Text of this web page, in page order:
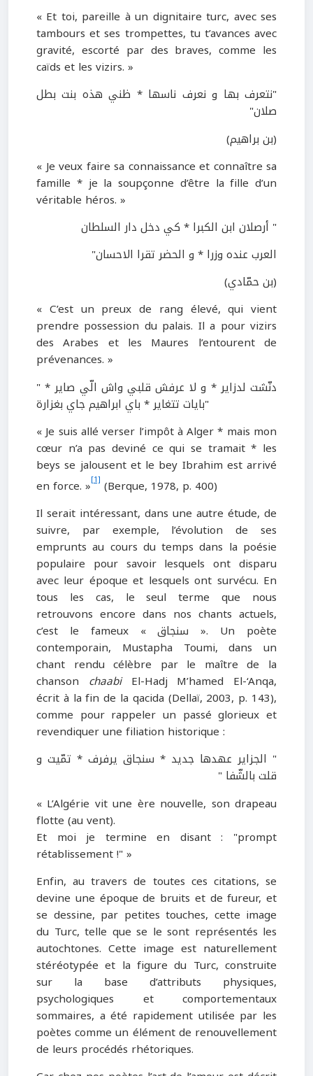
« Et toi, pareille à un dignitaire turc, avec ses
tambours et ses trompettes, tu t’avances avec
gravité, escorté par des braves, comme les
caïds et les vizirs. »
"نتعرف بها و نعرف ناسها * ظني هذه بنت بطل
صلان"
(بن براهيم)
« Je veux faire sa connaissance et connaître sa
famille * je la soupçonne d’être la fille d’un
véritable héros. »
" أرصلان ابن الكبرا * كي دخل دار السلطان
العرب عنده وزرا * و الحضر تقرا الاحسان"
(بن حمّادي)
« C’est un preux de rang élevé, qui vient
prendre possession du palais. Il a pour vizirs
des Arabes et les Maures l’entourent de
prévenances. »
" دنّشت لدزاير * و لا عرفش قلبي واش الّي صاير *
بايات تتغاير * باي ابراهيم جاي بغزارة"
« Je suis allé verser l’impôt à Alger * mais mon
cœur n’a pas deviné ce qui se tramait * les
beys se jalousent et le bey Ibrahim est arrivé
en force. »[1] (Berque, 1978, p. 400)
Il serait intéressant, dans une autre étude, de
suivre, par exemple, l’évolution de ses
emprunts au cours du temps dans la poésie
populaire pour savoir lesquels ont disparu
avec leur époque et lesquels ont survécu. En
tous les cas, le seul terme que nous
retrouvons encore dans nos chants actuels,
c’est le fameux « سنجاق ». Un poète
contemporain, Mustapha Toumi, dans un
chant rendu célèbre par le maître de la
chanson chaabiEl-Hadj M’hamed El-‘Anqa,
écrit à la fin de la qacida (Dellaï, 2003, p. 143),
comme pour rappeler un passé glorieux et
revendiquer une filiation historique :
" الجزاير عهدها جديد * سنجاق يرفرف * تمّيت و
قلت بالشّفا "
« L’Algérie vit une ère nouvelle, son drapeau
flotte (au vent).
Et moi je termine en disant : "prompt
rétablissement !" »
Enfin, au travers de toutes ces citations, se
devine une époque de bruits et de fureur, et
se dessine, par petites touches, cette image
du Turc, telle que se le sont représentés les
autochtones. Cette image est naturellement
stéréotypée et la figure du Turc, construite
sur la base d’attributs physiques,
psychologiques et comportementaux
sommaires, a été rapidement utilisée par les
poètes comme un élément de renouvellement
de leurs procédés rhétoriques.